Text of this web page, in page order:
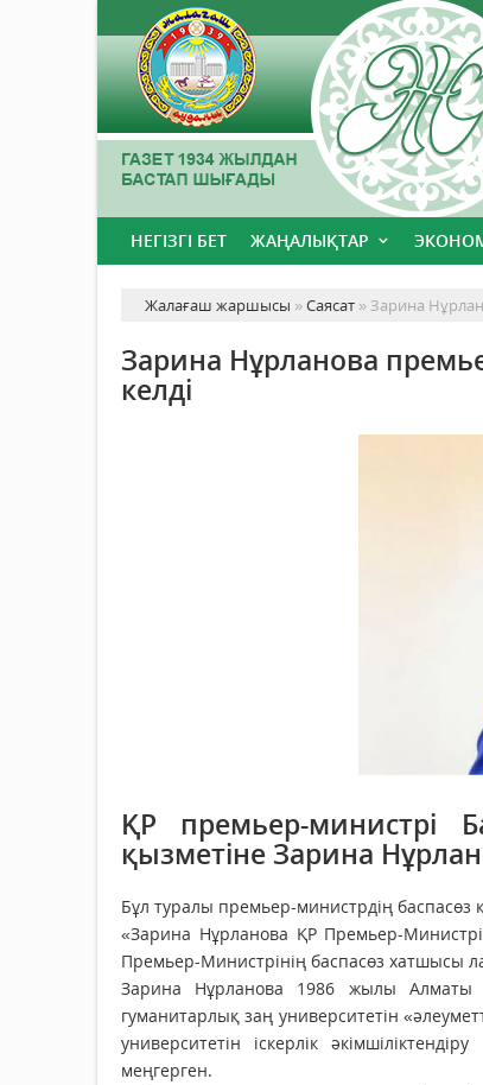
НЕГІЗГІ БЕТ ЖАҢАЛЫҚТАР
Жалағаш жаршысы »Саясат » Зарина
Зарина Нұрланова
келді
ҚР премьер-министрі
қызметіне Зарина
Бұл туралы премьер-министрдің баспасөз
«Зарина Нұрланова ҚР Премьер-
Премьер-Министрінің баспасөз хатшысы
Зарина Нұрланова 1986 жылы Алматы
гуманитарлық заң университетін
университетін іскерлік
меңгерген.